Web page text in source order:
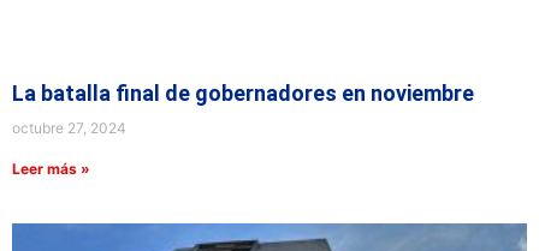
La batalla final de gobernadores en noviembre
octubre 27, 2024
Leer más »